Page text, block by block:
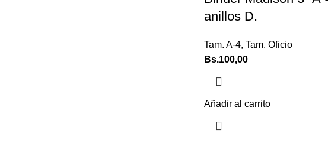
anillos D.
Tam. A-4, Tam. Oficio
Bs.100,00
Añadir al carrito